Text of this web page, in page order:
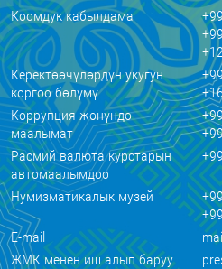
Коомдук кабылдама
Керектөөчүлөрдүн укугун
коргоо бөлүмү
Коррупция жөнүндө
маалымат
Расмий валюта курстарын
автомаалымдоо
Нумизматикалык музей
E-mail
ЖМК менен иш алып баруу